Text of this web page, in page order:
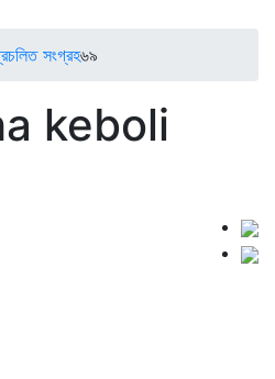
সংগ্রহ৬৯
keboli